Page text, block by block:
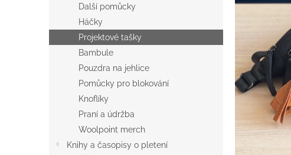
e
l
Další pomůcky
Háčky
Projektové tašky
Bambule
Pouzdra na jehlice
Pomůcky pro blokování
Knoflíky
Praní a údržba
Woolpoint merch
Knihy a časopisy o pletení